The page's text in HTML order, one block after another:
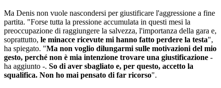
Ma Denis non vuole nascondersi per giustificare l'aggressione a fine
partita. "Forse tutta la pressione accumulata in questi mesi la
preoccupazione di raggiungere la salvezza, l'importanza della gara e,
soprattutto, le minacce ricevute mi hanno fatto perdere la testa",
ha spiegato. "Ma non voglio dilungarmi sulle motivazioni del mio
gesto, perché non è mia intenzione trovare una giustificazione -
ha aggiunto -. So di aver sbagliato e, per questo, accetto la
squalifica. Non ho mai pensato di far ricorso".